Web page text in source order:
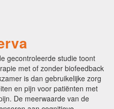
gecontroleerde studie toont
met of zonder biofeedback
is dan gebruikelijke zorg
en pijn voor patiënten met
De meerwaarde van de